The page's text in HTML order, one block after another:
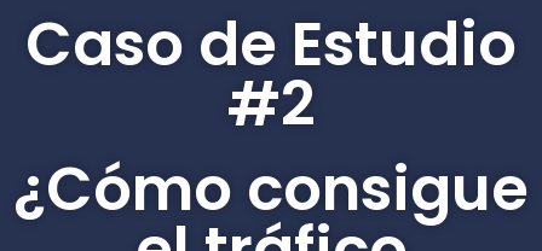
Caso de Estudio
#2
¿Cómo consigue